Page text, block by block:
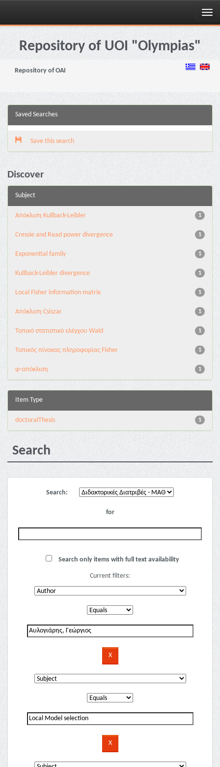
Skip
navigationRepository of UOI "Olympias"
Repository of OAI
Saved Searches
Save this search
Discover
Subject
1
Aπόκλιση Kullback-Leibler
1
Cressie and Read power divergence
1
Exponential family
1
Kullback-Leibler divergence
1
Local Fisher information matrix
1
Απόκλιση Csiszar
1
Τοπικό στατιστικό ελέγχου Wald
1
Τοπικός πίνακας πληροφορίας Fisher
1
φ-απόκλιση
Item Type
1
doctoralThesis
Search
Search:
for
Search only items with full text availability
Current filters: